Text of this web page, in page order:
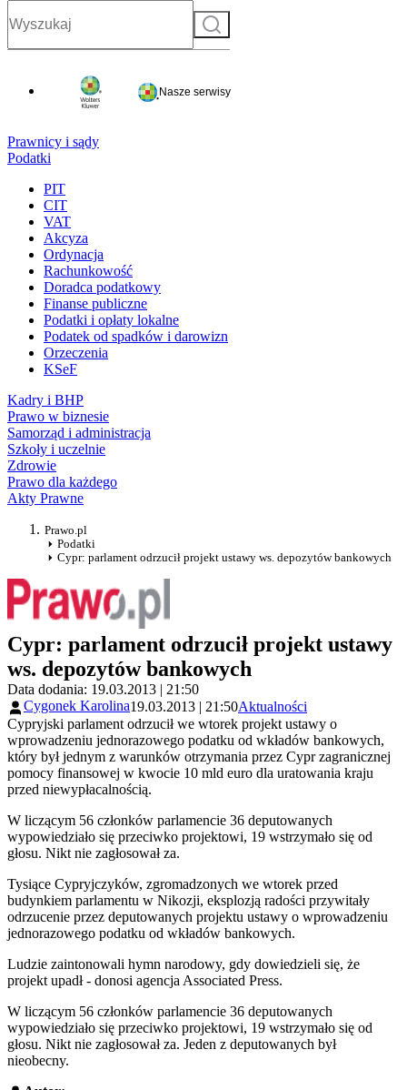
Szukaj
Nasze serwisy
Prawnicy i sądy
Podatki
PIT
CIT
VAT
Akcyza
Ordynacja
Rachunkowość
Doradca podatkowy
Finanse publiczne
Podatki i opłaty lokalne
Podatek od spadków i darowizn
Orzeczenia
KSeF
Kadry i BHP
Prawo w biznesie
Samorząd i administracja
Szkoły i uczelnie
Zdrowie
Prawo dla każdego
Akty Prawne
Prawo.pl
Podatki
Cypr: parlament odrzucił projekt ustawy ws. depozytów bankowych
Cypr: parlament odrzucił projekt ustawy
ws. depozytów bankowych
Data dodania: 19.03.2013 | 21:50
Cygonek Karolina19.03.2013 | 21:50Aktualności
Cypryjski parlament odrzucił we wtorek projekt ustawy o
wprowadzeniu jednorazowego podatku od wkładów bankowych,
który był jednym z warunków otrzymania przez Cypr zagranicznej
pomocy finansowej w kwocie 10 mld euro dla uratowania kraju
przed niewypłacalnością.
W liczącym 56 członków parlamencie 36 deputowanych
wypowiedziało się przeciwko projektowi, 19 wstrzymało się od
głosu. Nikt nie zagłosował za.
Tysiące Cypryjczyków, zgromadzonych we wtorek przed
budynkiem parlamentu w Nikozji, eksplozją radości przywitały
odrzucenie przez deputowanych projektu ustawy o wprowadzeniu
jednorazowego podatku od wkładów bankowych.
Ludzie zaintonowali hymn narodowy, gdy dowiedzieli się, że
projekt upadł - donosi agencja Associated Press.
W liczącym 56 członków parlamencie 36 deputowanych
wypowiedziało się przeciwko projektowi, 19 wstrzymało się od
głosu. Nikt nie zagłosował za. Jeden z deputowanych był
nieobecny.